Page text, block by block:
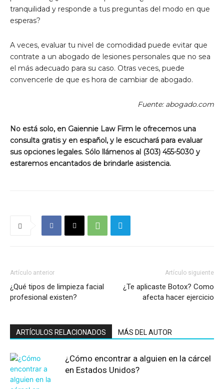
tranquilidad y responde a tus preguntas del modo en que
esperas?
A veces, evaluar tu nivel de comodidad puede evitar que
contrate a un abogado de lesiones personales que no sea
el más adecuado para su caso. Otras veces, puede
convencerle de que es hora de cambiar de abogado.
Fuente: abogado.com
No está solo, en Gaiennie Law Firm le ofrecemos una
consulta gratis y en español, y le escuchará para evaluar
sus opciones legales. Sólo llámenos al (303) 455-5030 y
estaremos encantados de brindarle asistencia.
Artículo anterior
¿Qué tipos de limpieza facial
profesional existen?
Artículo siguiente
¿Te aplicaste Botox? Como
afecta hacer ejercicio
ARTÍCULOS RELACIONADOS MÁS DEL AUTOR
¿Cómo encontrar a alguien en la cárcel
en Estados Unidos?